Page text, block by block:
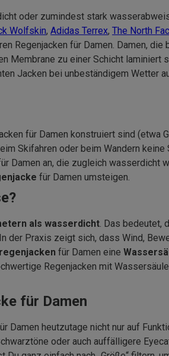
oder zumindest stark
Wolfskin, Adidas Terrex, The North
Regenjacken für Damen. Damen, die
Membrane zu einer Schicht laminiert
Jacken bei unbeständigem Wetter
für Damen konstruiert sind (etwa
Skifahren oder beim Wandern
Damen an, die zugleich wasserdicht
für Damen umsteigen.
als wasserdicht. Das bedeutet,
Praxis zeigt sich, dass Wind,
für Damen eine
Regenjacken mit
für Damen
heutzutage nicht nur auf
oder auch auffälligere